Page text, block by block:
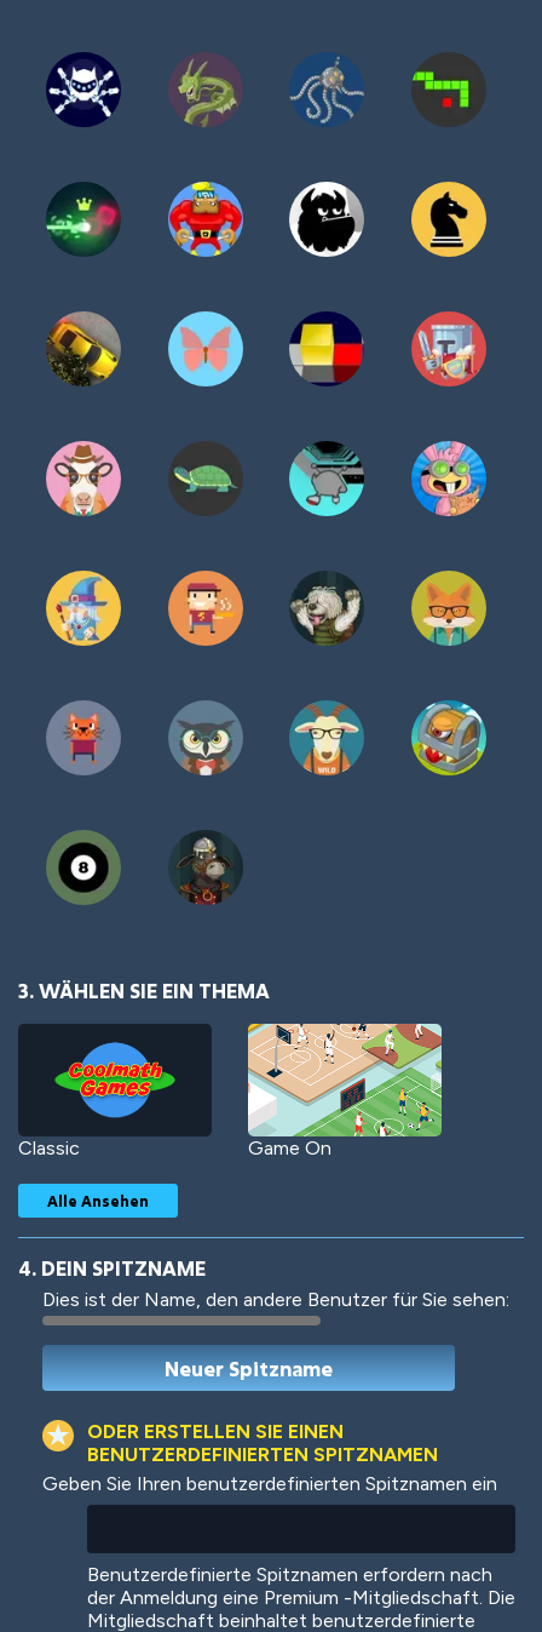
3. WÄHLEN SIE EIN THEMA
Classic Game On
Woof Jungle Cats
Colorful
Alle Ansehen
4. DEIN SPITZNAME
Dies ist der Name, den andere Benutzer für Sie sehen:
ODER ERSTELLEN SIE EINEN
BENUTZERDEFINIERTEN SPITZNAMEN
Geben Sie Ihren benutzerdefinierten Spitznamen ein
Benutzerdefinierte Spitznamen erfordern nach
der Anmeldung eine Premium -Mitgliedschaft. Die
Mitgliedschaft beinhaltet benutzerdefinierte